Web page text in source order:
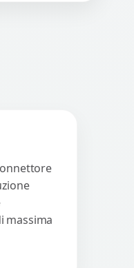
massima